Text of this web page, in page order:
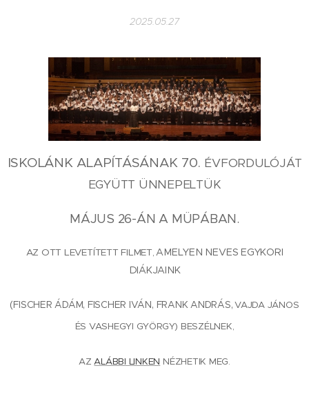
2025.05.27
ISKOLÁNK ALAPÍTÁSÁNAK 70. ÉVFORDULÓJÁT
EGYÜTT ÜNNEPELTÜK
MÁJUS 26-ÁN A MÜPÁBAN.
AZ OTT LEVETÍTETT FILMET,AMELYEN NEVES EGYKORI
DIÁKJAINK
(FISCHER ÁDÁM, FISCHER IVÁN, FRANK ANDRÁS,VAJDA JÁNOS
ÉS VASHEGYI GYÖRGY) BESZÉLNEK,
AZALÁBBI LINKEN NÉZHETIK MEG.